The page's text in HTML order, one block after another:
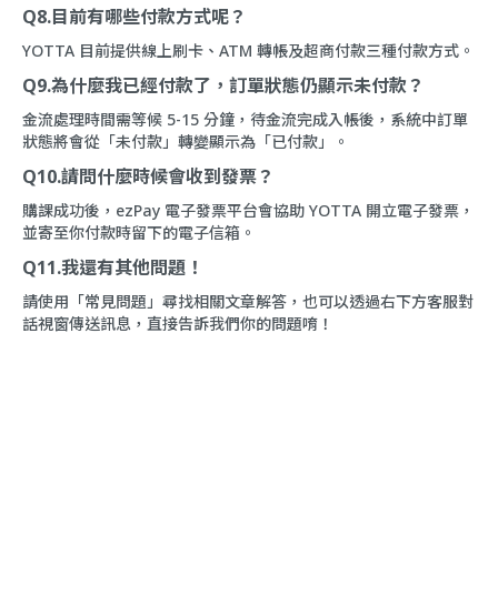
Q8.目前有哪些付款方式呢？
YOTTA 目前提供線上刷卡、ATM 轉帳及超商付款三種付款方式。
Q9.為什麼我已經付款了，訂單狀態仍顯示未付款？
金流處理時間需等候 5-15 分鐘，待金流完成入帳後，系統中訂單
狀態將會從「未付款」轉變顯示為「已付款」。
Q10.請問什麼時候會收到發票？
購課成功後，ezPay 電子發票平台會協助 YOTTA 開立電子發票，
並寄至你付款時留下的電子信箱。
Q11.我還有其他問題！
請使用「常見問題」尋找相關文章解答，也可以透過右下方客服對
話視窗傳送訊息，直接告訴我們你的問題唷！